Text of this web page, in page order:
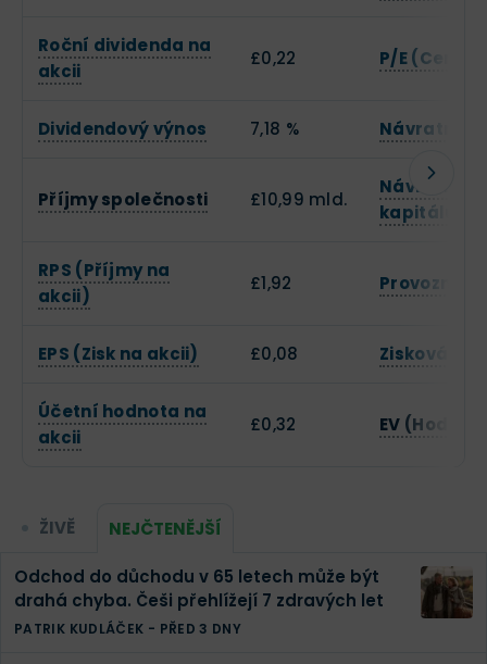
Roční dividenda na
akcii
£0,22 P/E (Cena
Dividendový výnos 7,18 %
Příjmy společnosti £10,99 mld.
kapitálu
RPS (Příjmy na
akcii)
£1,92 Provozní
EPS (Zisk na akcii) £0,08 Zisková
Účetní hodnota na
akcii
£0,32 EV
ŽIVĚ NEJČTENĚJŠÍ
Odchod do důchodu v 65 letech může být
drahá chyba. Češi přehlížejí 7 zdravých let
PATRIK KUDLÁČEK - PŘED 3 DNY